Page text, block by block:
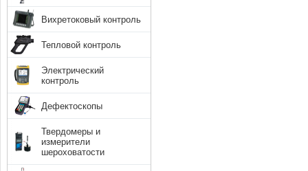
Вихретоковый контроль
Тепловой контроль
Электрический
контроль
Дефектоскопы
Твердомеры и
измерители
шероховатости